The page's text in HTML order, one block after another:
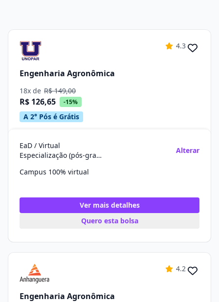
4.3
Engenharia Agronômica
18x de R$ 149,00
R$ 126,65 -15%
A 2° Pós é Grátis
EaD / Virtual
Especialização (pós-graduação)
Alterar
Campus 100% virtual
Ver mais detalhes
Quero esta bolsa
4.2
Engenharia Agronômica